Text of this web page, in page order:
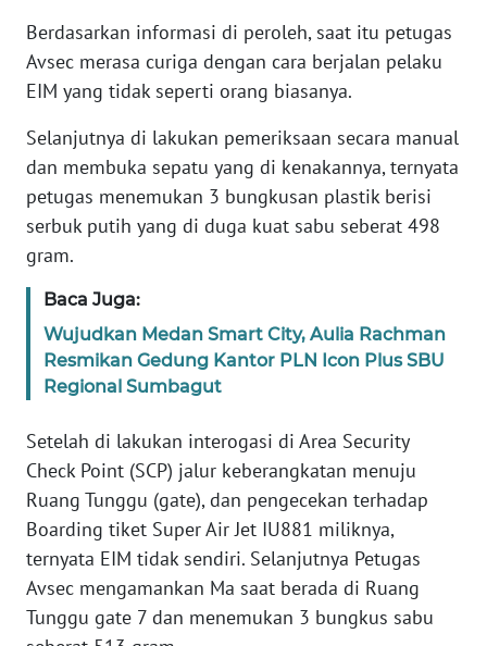
Berdasarkan informasi di peroleh, saat itu petugas
Avsec merasa curiga dengan cara berjalan pelaku
EIM yang tidak seperti orang biasanya.
Selanjutnya di lakukan pemeriksaan secara manual
dan membuka sepatu yang di kenakannya, ternyata
petugas menemukan 3 bungkusan plastik berisi
serbuk putih yang di duga kuat sabu seberat 498
gram.
Baca Juga:
Wujudkan Medan Smart City, Aulia Rachman
Resmikan Gedung Kantor PLN Icon Plus SBU
Regional Sumbagut
Setelah di lakukan interogasi di Area Security
Check Point (SCP) jalur keberangkatan menuju
Ruang Tunggu (gate), dan pengecekan terhadap
Boarding tiket Super Air Jet IU881 miliknya,
ternyata EIM tidak sendiri. Selanjutnya Petugas
Avsec mengamankan Ma saat berada di Ruang
Tunggu gate 7 dan menemukan 3 bungkus sabu
SERAMBI
WN
WN
SULTRA
WN
WN
SULTENG
SULBAR
WN
BABEL
WN
SUMBAR